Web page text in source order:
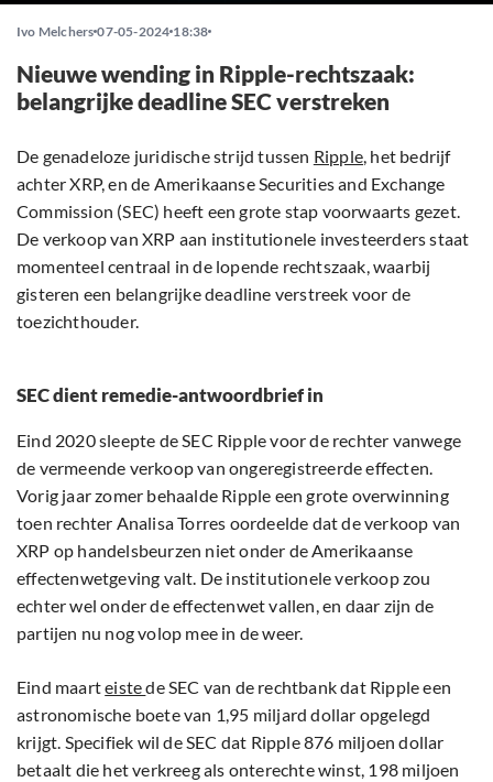
Ivo Melchers 07-05-2024 18:38
Nieuwe wending in Ripple-rechtszaak:
belangrijke deadline SEC verstreken
De genadeloze juridische strijd tussen Ripple, het bedrijf
achter XRP, en de Amerikaanse Securities and Exchange
Commission (SEC) heeft een grote stap voorwaarts gezet.
De verkoop van XRP aan institutionele investeerders staat
momenteel centraal in de lopende rechtszaak, waarbij
gisteren een belangrijke deadline verstreek voor de
toezichthouder.
SEC dient remedie-antwoordbrief in
Eind 2020 sleepte de SEC Ripple voor de rechter vanwege
de vermeende verkoop van ongeregistreerde effecten.
Vorig jaar zomer behaalde Ripple een grote overwinning
toen rechter Analisa Torres oordeelde dat de verkoop van
XRP op handelsbeurzen niet onder de Amerikaanse
effectenwetgeving valt. De institutionele verkoop zou
echter wel onder de effectenwet vallen, en daar zijn de
partijen nu nog volop mee in de weer.
Eind maarteistede SEC van de rechtbank dat Ripple een
astronomische boete van 1,95 miljard dollar opgelegd
krijgt. Specifiek wil de SEC dat Ripple 876 miljoen dollar
betaalt die het verkreeg als onterechte winst, 198 miljoen